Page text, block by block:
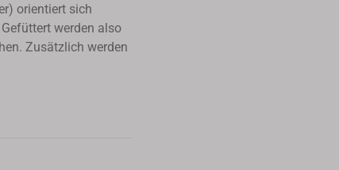
orientiert sich
werden also
Zusätzlich werden